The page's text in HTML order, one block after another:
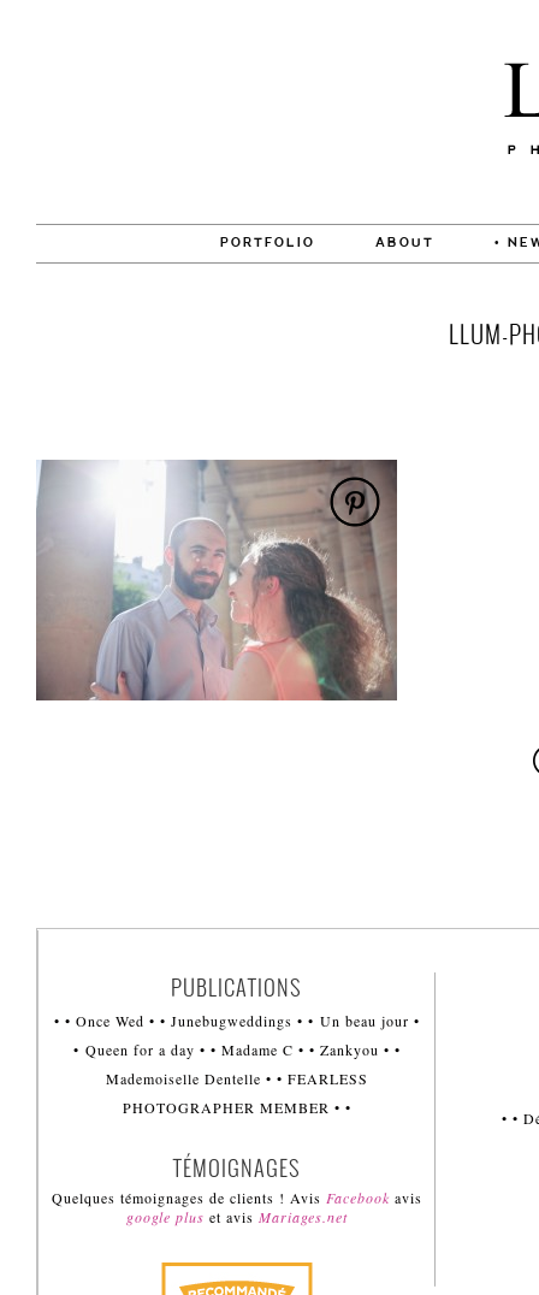
PORTFOLIO ABOUT •
LLUM-
PUBLICATIONS
• • Once Wed • • Junebugweddings • • Un beau jour •
• Queen for a day • • Madame C • • Zankyou • •
Mademoiselle Dentelle • • FEARLESS
PHOTOGRAPHER MEMBER • •
TÉMOIGNAGES
Quelques témoignages de clients ! Avis Facebook avis
google plus et avis Mariages.net
• •